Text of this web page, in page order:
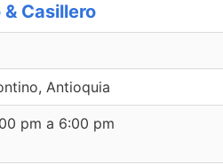
& Casillero
Antioquia
pm a 6:00 pm